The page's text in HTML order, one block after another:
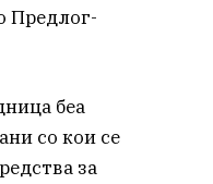
Предлог-
беа
со кои се
за